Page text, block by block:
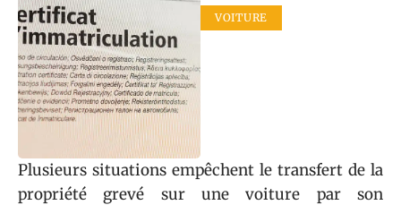
VOITURE
Plusieurs situations empêchent le transfert de la
propriété grevé sur une voiture par son